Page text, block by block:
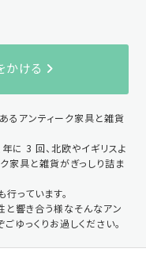
かける
るアンティーク家具と雑貨
に 3 回、北欧やイギリスよ
家具と雑貨がぎっしり詰ま
っています。
響き合う様なそんなアン
ゆっくりお過しください。